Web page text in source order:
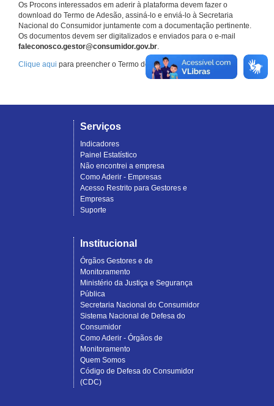
Os Procons interessados em aderir à plataforma devem fazer o
download do Termo de Adesão, assiná-lo e enviá-lo à Secretaria
Nacional do Consumidor juntamente com a documentação pertinente.
Os documentos devem ser digitalizados e enviados para o e-mail
faleconosco.gestor@consumidor.gov.br.
Clique aqui para preencher o Termo de Adesão.
Serviços
Indicadores
Painel Estatístico
Não encontrei a empresa
Como Aderir - Empresas
Acesso Restrito para Gestores e
Empresas
Suporte
Institucional
Órgãos Gestores e de
Monitoramento
Ministério da Justiça e Segurança
Pública
Secretaria Nacional do Consumidor
Sistema Nacional de Defesa do
Consumidor
Como Aderir - Órgãos de
Monitoramento
Quem Somos
Código de Defesa do Consumidor
(CDC)